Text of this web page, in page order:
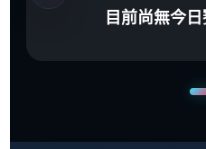
目前尚無今